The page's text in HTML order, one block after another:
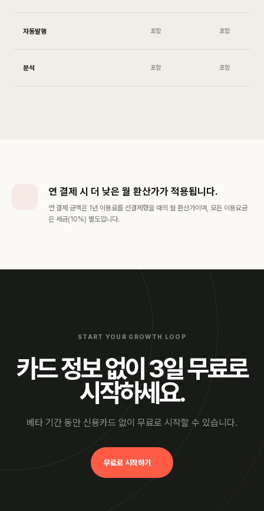
자동발행 포함 포함
분석 포함 포함
연 결제 시 더 낮은 월 환산가가 적용됩니다.
연 결제 금액은 1년 이용료를 선결제했을 때의 월 환산가이며, 모든 이용요금
은 세금(10%) 별도입니다.
START YOUR GROWTH LOOP
카드 정보 없이 3일 무료로
시작하세요.
베타 기간 동안 신용카드 없이 무료로 시작할 수 있습니다.
무료로 시작하기